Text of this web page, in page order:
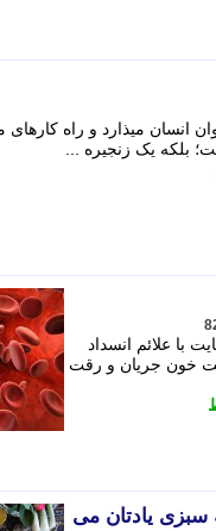
انسان میذارد و راه
بلکه یک زنجیره ...
با علائم انسداد
خون جریان و رقت
سبزی یادتان می